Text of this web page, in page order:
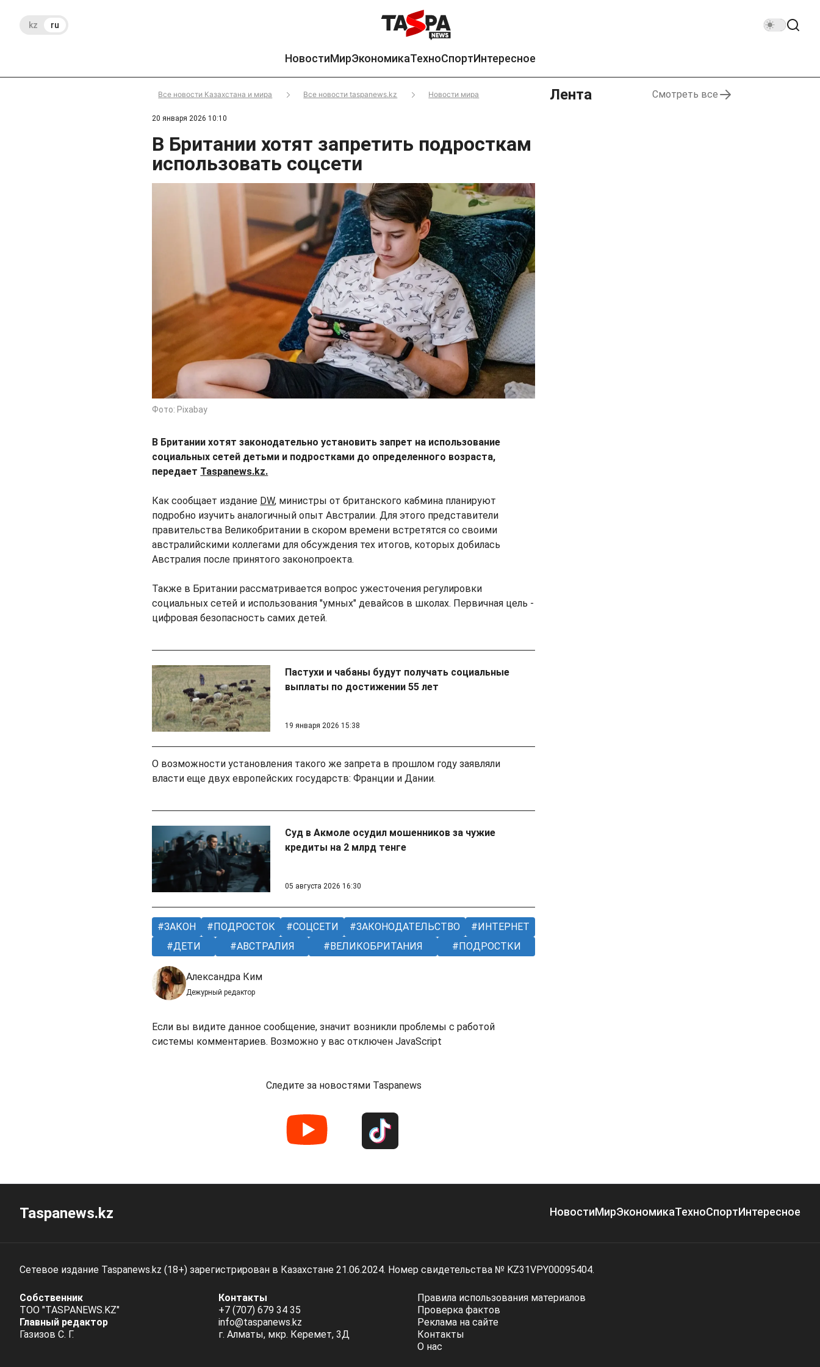
kz ru
НовостиМирЭкономикаТехноСпортИнтересное
Все новости Казахстана и мира Все новости taspanews.kz Новости мира
20 января 2026 10:10
В Британии хотят запретить подросткам
использовать соцсети
Фото: Pixabay
В Британии хотят законодательно установить запрет на использование
социальных сетей детьми и подростками до определенного возраста,
передает Taspanews.kz.
Как сообщает издание DW, министры от британского кабмина планируют
подробно изучить аналогичный опыт Австралии. Для этого представители
правительства Великобритании в скором времени встретятся со своими
австралийскими коллегами для обсуждения тех итогов, которых добилась
Австралия после принятого законопроекта.
Также в Британии рассматривается вопрос ужесточения регулировки
социальных сетей и использования "умных" девайсов в школах. Первичная цель -
цифровая безопасность самих детей.
Пастухи и чабаны будут получать социальные
выплаты по достижении 55 лет
19 января 2026 15:38
О возможности установления такого же запрета в прошлом году заявляли
власти еще двух европейских государств: Франции и Дании.
Суд в Акмоле осудил мошенников за чужие
кредиты на 2 млрд тенге
05 августа 2026 16:30
ЗАКОН ПОДРОСТОК СОЦСЕТИ ЗАКОНОДАТЕЛЬСТВО
ИНТЕРНЕТ
ДЕТИ
АВСТРАЛИЯ ВЕЛИКОБРИТАНИЯ ПОДРОСТКИ
Александра Ким
Дежурный редактор
Если вы видите данное сообщение, значит возникли проблемы с работой
системы комментариев. Возможно у вас отключен JavaScript
Следите за новостями Taspanews
Лента Смотреть все
Taspanews.kz НовостиМирЭкономикаТехноСпортИнтересное
Сетевое издание Taspanews.kz (18+) зарегистрирован в Казахстане 21.06.2024. Номер свидетельства № KZ31VPY00095404.
Собственник
ТОО "TASPANEWS.KZ"
Главный редактор
Газизов С. Г.
Контакты
+7 (707) 679 34 35
info@taspanews.kz
г. Алматы, мкр. Керемет, 3Д
Правила использования материалов
Проверка фактов
Реклама на сайте
Контакты
О нас